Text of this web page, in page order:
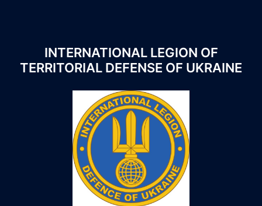
INTERNATIONAL LEGION OF
TERRITORIAL DEFENSE OF UKRAINE